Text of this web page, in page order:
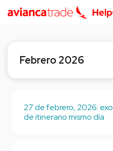
Febrero 2026
27 de febrero, 2026:
de itinerario mismo día